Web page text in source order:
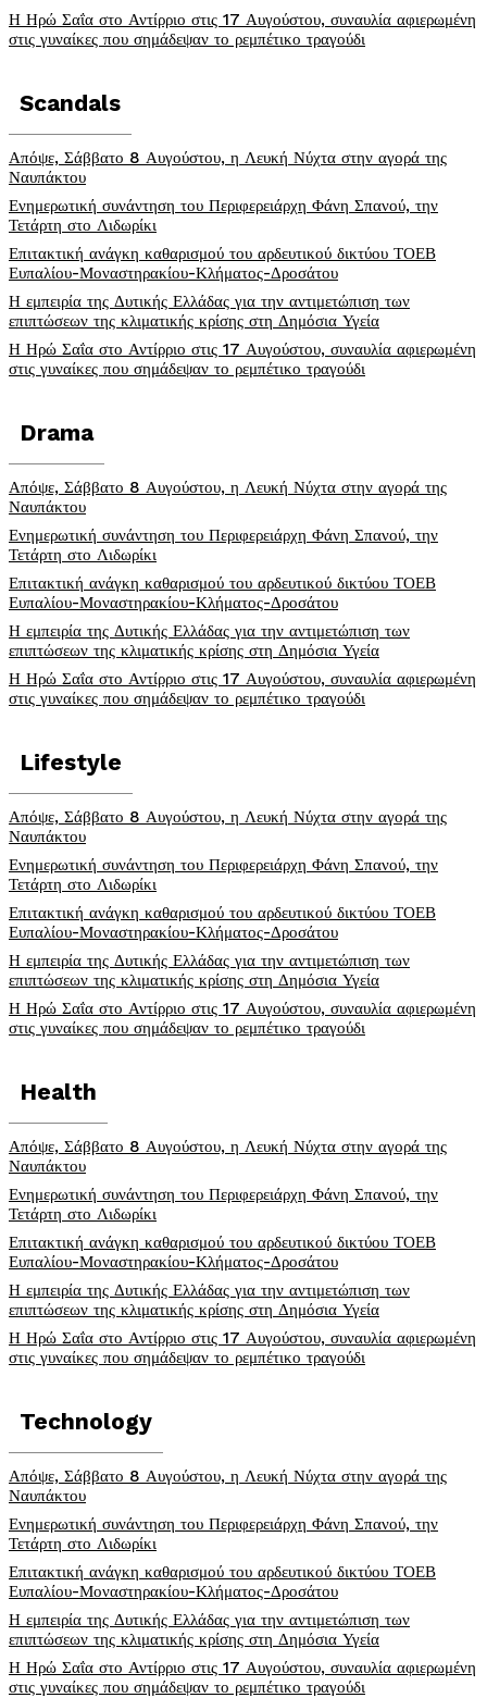
Η Ηρώ Σαΐα στο Αντίρριο στις 17 Αυγούστου, συναυλία αφιερωμένη
στις γυναίκες που σημάδεψαν το ρεμπέτικο τραγούδι
Scandals
Απόψε, Σάββατο 8 Αυγούστου, η Λευκή Νύχτα στην αγορά της
Ναυπάκτου
Ενημερωτική συνάντηση του Περιφερειάρχη Φάνη Σπανού, την
Τετάρτη στο Λιδωρίκι
Επιτακτική ανάγκη καθαρισμού του αρδευτικού δικτύου ΤΟΕΒ
Ευπαλίου-Μοναστηρακίου-Κλήματος-Δροσάτου
Η εμπειρία της Δυτικής Ελλάδας για την αντιμετώπιση των
επιπτώσεων της κλιματικής κρίσης στη Δημόσια Υγεία
Η Ηρώ Σαΐα στο Αντίρριο στις 17 Αυγούστου, συναυλία αφιερωμένη
στις γυναίκες που σημάδεψαν το ρεμπέτικο τραγούδι
Drama
Απόψε, Σάββατο 8 Αυγούστου, η Λευκή Νύχτα στην αγορά της
Ναυπάκτου
Ενημερωτική συνάντηση του Περιφερειάρχη Φάνη Σπανού, την
Τετάρτη στο Λιδωρίκι
Επιτακτική ανάγκη καθαρισμού του αρδευτικού δικτύου ΤΟΕΒ
Ευπαλίου-Μοναστηρακίου-Κλήματος-Δροσάτου
Η εμπειρία της Δυτικής Ελλάδας για την αντιμετώπιση των
επιπτώσεων της κλιματικής κρίσης στη Δημόσια Υγεία
Η Ηρώ Σαΐα στο Αντίρριο στις 17 Αυγούστου, συναυλία αφιερωμένη
στις γυναίκες που σημάδεψαν το ρεμπέτικο τραγούδι
Lifestyle
Απόψε, Σάββατο 8 Αυγούστου, η Λευκή Νύχτα στην αγορά της
Ναυπάκτου
Ενημερωτική συνάντηση του Περιφερειάρχη Φάνη Σπανού, την
Τετάρτη στο Λιδωρίκι
Επιτακτική ανάγκη καθαρισμού του αρδευτικού δικτύου ΤΟΕΒ
Ευπαλίου-Μοναστηρακίου-Κλήματος-Δροσάτου
Η εμπειρία της Δυτικής Ελλάδας για την αντιμετώπιση των
επιπτώσεων της κλιματικής κρίσης στη Δημόσια Υγεία
Η Ηρώ Σαΐα στο Αντίρριο στις 17 Αυγούστου, συναυλία αφιερωμένη
στις γυναίκες που σημάδεψαν το ρεμπέτικο τραγούδι
Health
Απόψε, Σάββατο 8 Αυγούστου, η Λευκή Νύχτα στην αγορά της
Ναυπάκτου
Ενημερωτική συνάντηση του Περιφερειάρχη Φάνη Σπανού, την
Τετάρτη στο Λιδωρίκι
Επιτακτική ανάγκη καθαρισμού του αρδευτικού δικτύου ΤΟΕΒ
Ευπαλίου-Μοναστηρακίου-Κλήματος-Δροσάτου
Η εμπειρία της Δυτικής Ελλάδας για την αντιμετώπιση των
επιπτώσεων της κλιματικής κρίσης στη Δημόσια Υγεία
Η Ηρώ Σαΐα στο Αντίρριο στις 17 Αυγούστου, συναυλία αφιερωμένη
στις γυναίκες που σημάδεψαν το ρεμπέτικο τραγούδι
Technology
Απόψε, Σάββατο 8 Αυγούστου, η Λευκή Νύχτα στην αγορά της
Ναυπάκτου
Ενημερωτική συνάντηση του Περιφερειάρχη Φάνη Σπανού, την
Τετάρτη στο Λιδωρίκι
Επιτακτική ανάγκη καθαρισμού του αρδευτικού δικτύου ΤΟΕΒ
Ευπαλίου-Μοναστηρακίου-Κλήματος-Δροσάτου
Η εμπειρία της Δυτικής Ελλάδας για την αντιμετώπιση των
επιπτώσεων της κλιματικής κρίσης στη Δημόσια Υγεία
Η Ηρώ Σαΐα στο Αντίρριο στις 17 Αυγούστου, συναυλία αφιερωμένη
στις γυναίκες που σημάδεψαν το ρεμπέτικο τραγούδι